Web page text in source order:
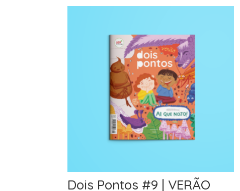
Dois Pontos #9 | VERÃO